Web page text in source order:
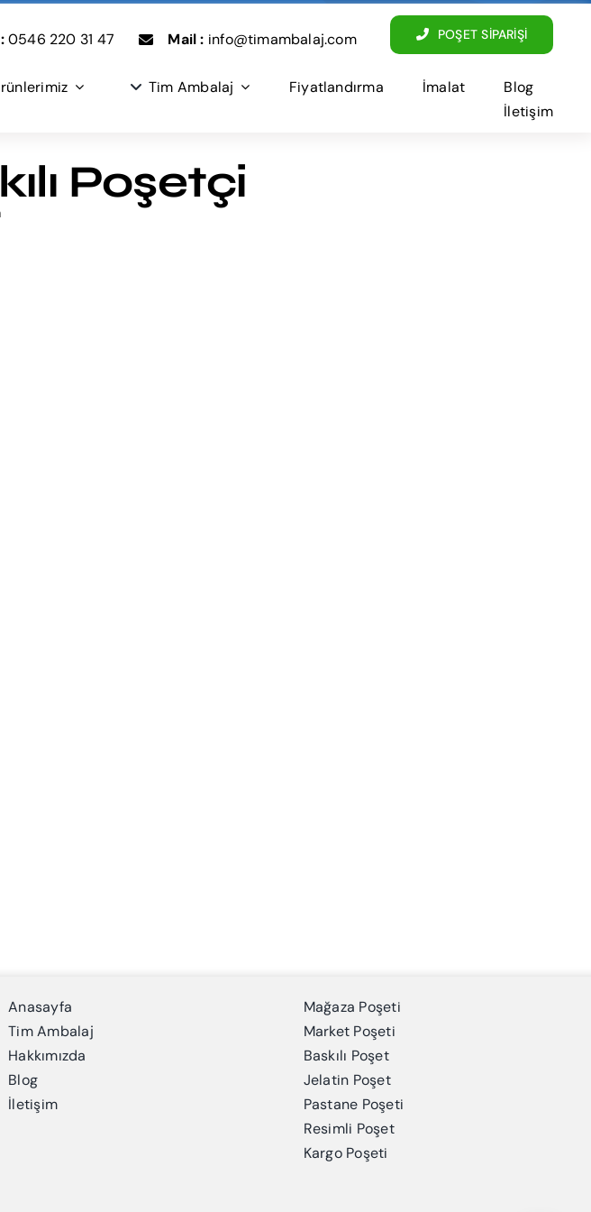
0546 220 31 47 Mail : info@timambalaj.com POŞET SİPARİŞİ
Tim Ambalaj Fiyatlandırma İmalat
Blog
İletişim
Poşetçi
Anasayfa
Tim Ambalaj
Hakkımızda
Blog
İletişim
Mağaza Poşeti
Market Poşeti
Baskılı Poşet
Jelatin Poşet
Pastane Poşeti
Resimli Poşet
Kargo Poşeti